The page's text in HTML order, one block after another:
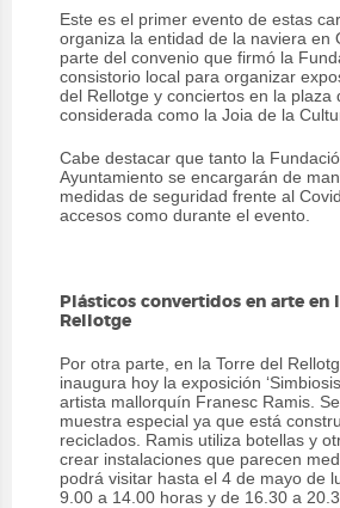
Este es el primer evento de estas
organiza la entidad de la naviera en
parte del convenio que firmó la
consistorio local para organizar
del Rellotge y conciertos en la plaza
considerada como la Joia de la
Cabe destacar que tanto la
Ayuntamiento se encargarán de
medidas de seguridad frente al
accesos como durante el evento.
Plásticos convertidos en arte en
Rellotge
Por otra parte, en la Torre del
inaugura hoy la exposición
artista mallorquín Franesc Ramis.
muestra especial ya que está
reciclados. Ramis utiliza botellas y
crear instalaciones que parecen
podrá visitar hasta el 4 de mayo de
9.00 a 14.00 horas y de 16.30 a